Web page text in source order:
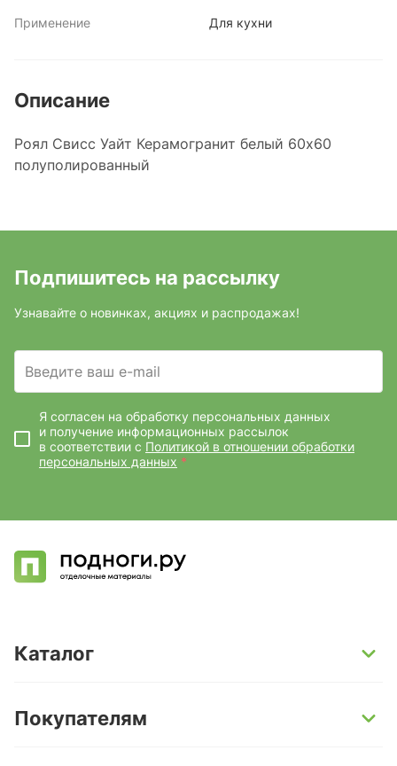
Применение Для кухни
Описание
Роял Свисс Уайт Керамогранит белый 60х60
полуполированный
Подпишитесь на рассылку
Узнавайте о новинках, акциях и распродажах!
Введите ваш e-mail
Я согласен на обработку персональных данных
и получение информационных рассылок
в соответствии с Политикой в отношении обработки
персональных данных *
Каталог
Кварц-винил и LVT-плитка
Покупателям